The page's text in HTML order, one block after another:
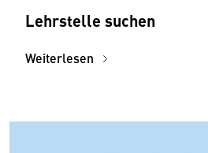
Lehrstelle suchen
Weiterlesen